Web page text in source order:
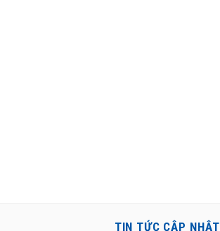
TIN TỨC CẬP NHẬT